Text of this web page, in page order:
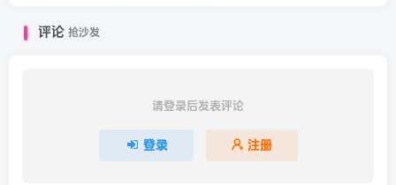
评论 抢沙发
请登录后发表评论
登录 注册